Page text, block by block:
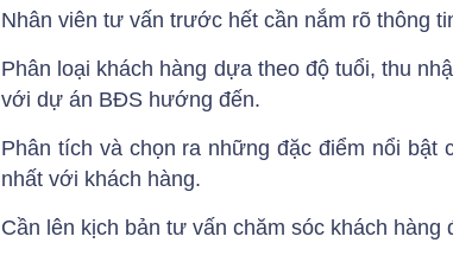
Nhân viên tư vấn trước hết cần nắm rõ thông
Phân loại khách hàng dựa theo độ tuổi, thu
với dự án BĐS hướng đến.
Phân tích và chọn ra những đặc điểm nổi bật
nhất với khách hàng.
Cần lên kịch bản tư vấn chăm sóc khách